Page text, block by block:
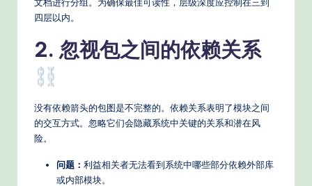
&
M
d
四层以内。
2. 忽视包之间的依赖关系
没有依赖箭头的包图是不完整的。依赖关系表明了模块之间
的交互方式。忽略它们会隐藏系统中关键的关系和潜在风
险。
问题： 利益相关者无法看到系统中哪些部分依赖外部库
或内部模块。